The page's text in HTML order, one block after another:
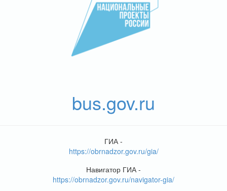
bus.gov.ru
ГИА -
https://obrnadzor.gov.ru/gia/
Навигатор ГИА -
https://obrnadzor.gov.ru/navigator-gia/